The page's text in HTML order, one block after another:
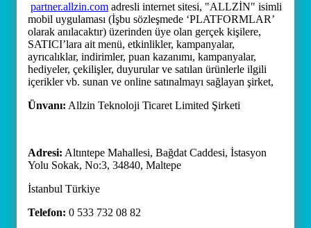
partner.allzin.com adresli internet sitesi, "ALLZİN" isimli
mobil uygulaması (İşbu sözleşmede ‘PLATFORMLAR’
olarak anılacaktır) üzerinden üye olan gerçek kişilere,
SATICI’lara ait menü, etkinlikler, kampanyalar,
ayrıcalıklar, indirimler, puan kazanımı, kampanyalar,
hediyeler, çekilişler, duyurular ve satılan ürünlerle ilgili
içerikler vb. sunan ve online satınalmayı sağlayan şirket,
Ünvanı: Allzin Teknoloji Ticaret Limited Şirketi
Adresi: Altıntepe Mahallesi, Bağdat Caddesi, İstasyon
Yolu Sokak, No:3, 34840, Maltepe
İstanbul Türkiye
Telefon: 0 533 732 08 82